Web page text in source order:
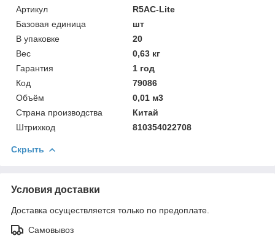
Артикул
R5AC-Lite
Базовая единица
шт
В упаковке
20
Вес
0,63 кг
Гарантия
1 год
Код
79086
Объём
0,01 м3
Страна производства
Китай
Штрихкод
810354022708
Скрыть
Условия доставки
Доставка осуществляется только по предоплате.
Самовывоз